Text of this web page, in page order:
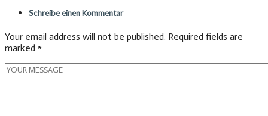
Schreibe einen Kommentar
Your email address will not be published. Required fields are
marked *